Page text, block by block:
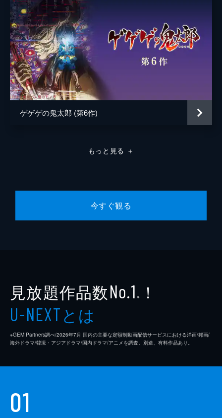
ゲゲゲの鬼太郎 (第6作)
もっと見る ＋
今すぐ観る
見放題作品数No.1 ※ ！
U-NEXTとは
※GEM Partners調べ/2026年7⽉ 国内の主要な定額制動画配信サービスにおける洋画/邦画/
海外ドラマ/韓流・アジアドラマ/国内ドラマ/アニメを調査。別途、有料作品あり。
01